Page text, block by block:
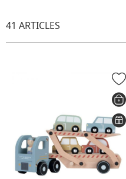
41 ARTICLES